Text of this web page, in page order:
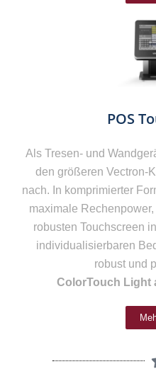
POS
Als Tresen- und
den größeren Vectron-
nach. In komprimierter
maximale
robusten Touchscreen
individualisierbaren
robust und
ColorTouch Light